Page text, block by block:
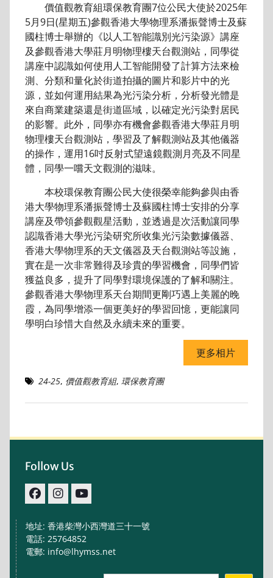
價值觀教育組環保教育團7位公民大使於2025年
5月9日(星期五)參觀香港大學物理系潘振聲博士及蘇
國柱博士舉辦的《以人工智能識別光污染源》講座
及參觀香港大學莊月明物理樓天台觀測站，同學從
講座中認識如何使用人工智能開發了計算方法來檢
測、分類和量化於街道拍攝的圖片和影片中的光
源，並如何運用結果為光污染分析，分析發光體是
來自商業建築還是街道區域，以確定光污染對居民
的影響。此外，同學亦有機會參觀香港大學莊月明
物理樓天台觀測站，學習及了解觀測站及其他儀器
的操作，運用16吋反射式望遠鏡觀測月亮及不同星
體，同學一嚐天文觀測的滋味。
本校環保教育團公民大使很榮幸能夠參與由香
港大學物理系潘振聲博士及蘇國柱博士安排的分享
講座及帶領參觀觀星活動，並透過是次活動讓同學
認識香港大學光污染研究所收集光污染數據儀器、
香港大學物理系的天文儀器及天台觀測站等設施，
實在是一次非常難得及珍貴的學習機會，同學們皆
獲益良多，提升了同學對環境保護的了解和關注。
參觀香港大學物理系天台期間更剛巧遇上美麗的晚
霞，為同學增添一個更美好的學習回憶，更能讓同
學明白珍惜大自然及永續未來的重要。
更多相片
24-25, 價值觀教育組, 環保教育團
Follow Us
地址: 香港柴灣小西灣道三十一號
電話: 25764852
電郵: info@lhymss.net